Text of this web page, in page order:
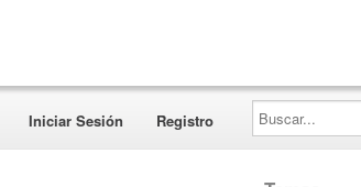
Iniciar Sesión Registro
Buscar...